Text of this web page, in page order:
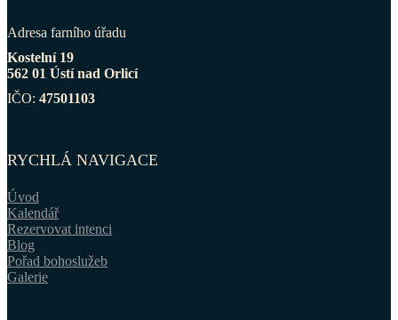
Adresa farního úřadu
Kostelní 19
562 01 Ústí nad Orlicí
IČO: 47501103
RYCHLÁ NAVIGACE
Úvod
Kalendář
Rezervovat intenci
Blog
Pořad bohoslužeb
Galerie